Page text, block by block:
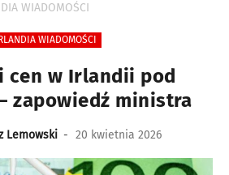
WIADOMOŚCI
IRLANDIA WIADOMOŚCI
cen w Irlandii pod
zapowiedź ministra
Lemowski - 20 kwietnia 2026